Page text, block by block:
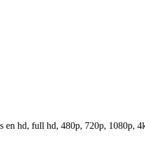
en hd, full hd, 480p, 720p, 1080p,